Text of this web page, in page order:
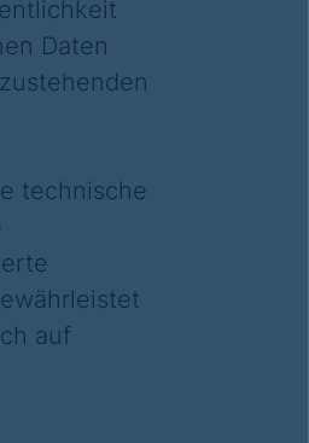
Daten
technische
auf